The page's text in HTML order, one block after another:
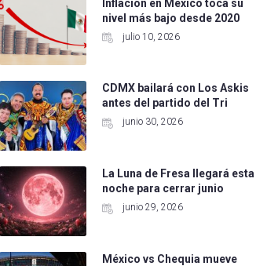
Inflación en México toca su
nivel más bajo desde 2020
julio 10, 2026
CDMX bailará con Los Askis
antes del partido del Tri
junio 30, 2026
La Luna de Fresa llegará esta
noche para cerrar junio
junio 29, 2026
México vs Chequia mueve